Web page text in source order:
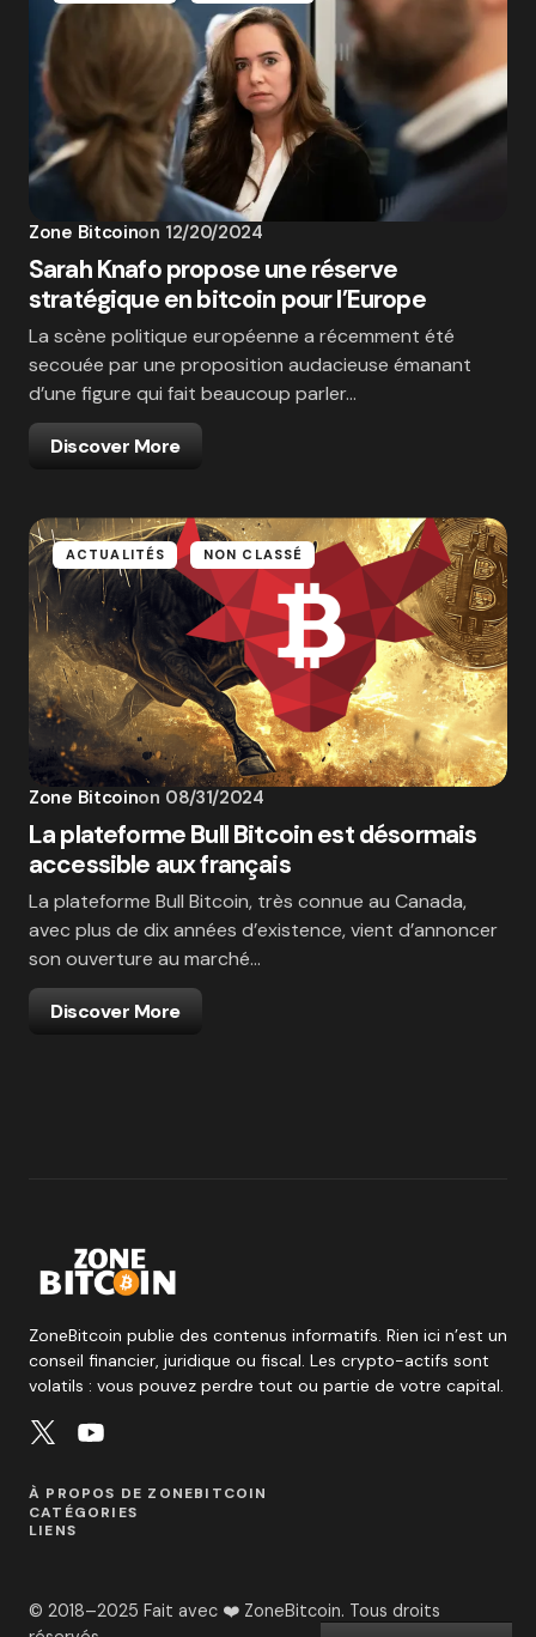
Zone Bitcoinon 12/20/2024
Sarah Knafo propose une réserve
stratégique en bitcoin pour l’Europe
La scène politique européenne a récemment été
secouée par une proposition audacieuse émanant
d’une figure qui fait beaucoup parler…
Discover More
ACTUALITÉS NON CLASSÉ
Zone Bitcoinon 08/31/2024
La plateforme Bull Bitcoin est désormais
accessible aux français
La plateforme Bull Bitcoin, très connue au Canada,
avec plus de dix années d’existence, vient d’annoncer
son ouverture au marché…
Discover More
ZoneBitcoin publie des contenus informatifs. Rien ici n’est un
conseil financier, juridique ou fiscal. Les crypto-actifs sont
volatils : vous pouvez perdre tout ou partie de votre capital.
À PROPOS DE ZONEBITCOIN
CATÉGORIES
LIENS
© 2018–2025 Fait avec ❤️ ZoneBitcoin. Tous droits